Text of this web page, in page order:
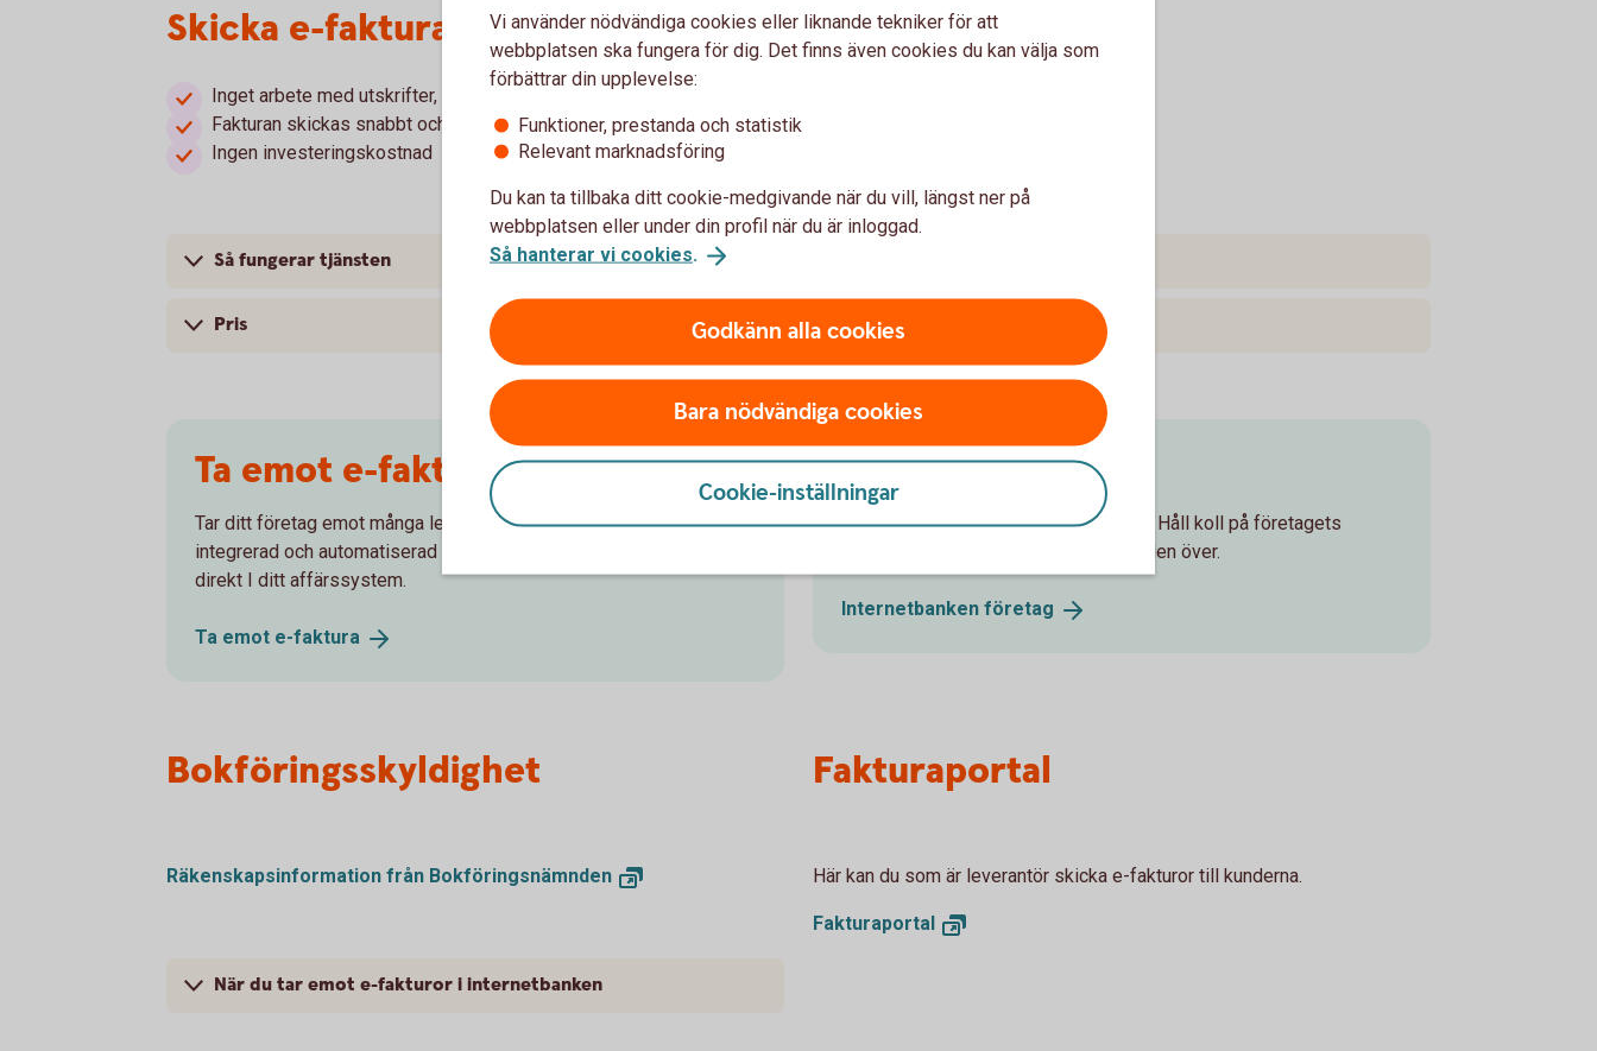
Skicka e-faktura via Fakturaportal
Inget arbete med utskrifter, kuvertering, frankering och postinlämning
Fakturan skickas snabbt och säkert
Ingen investeringskostnad
Så fungerar tjänsten
Pris
Ta emot e-faktura
Tar ditt företag emot många leverantörsfakturor? Vi erbjuder en
integrerad och automatiserad lösning för att ta emot e-fakturor
direkt I ditt affärssystem.
Ta emot e-faktura
Internetbanken
Sköt bankärenden smidigt och säkert. Håll koll på företagets
ekonomi och affärer, dygnet runt, världen över.
Internetbanken företag
Bokföringsskyldighet
Räkenskapsinformation från Bokföringsnämnden
När du tar emot e-fakturor i internetbanken
Fakturaportal
Här kan du som är leverantör skicka e-fakturor till kunderna.
Fakturaportal
Vi använder nödvändiga cookies eller liknande tekniker för att
webbplatsen ska fungera för dig. Det finns även cookies du kan välja som
förbättrar din upplevelse:
Funktioner, prestanda och statistik
Relevant marknadsföring
Du kan ta tillbaka ditt cookie-medgivande när du vill, längst ner på
webbplatsen eller under din profil när du är inloggad.
Så hanterar vi cookies.
Godkänn alla cookies
Bara nödvändiga cookies
Cookie-inställningar